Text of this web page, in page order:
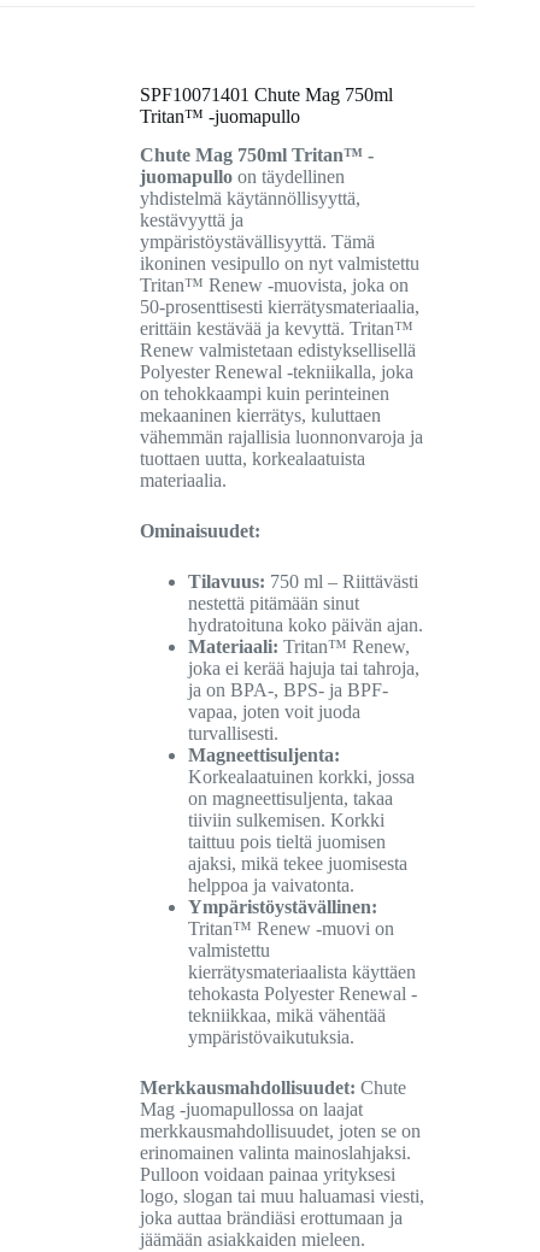
SPF10071401 Chute Mag 750ml
Tritan™ -juomapullo
Chute Mag 750ml Tritan™ -
juomapullo on täydellinen
yhdistelmä käytännöllisyyttä,
kestävyyttä ja
ympäristöystävällisyyttä. Tämä
ikoninen vesipullo on nyt valmistettu
Tritan™ Renew -muovista, joka on
50-prosenttisesti kierrätysmateriaalia,
erittäin kestävää ja kevyttä. Tritan™
Renew valmistetaan edistyksellisellä
Polyester Renewal -tekniikalla, joka
on tehokkaampi kuin perinteinen
mekaaninen kierrätys, kuluttaen
vähemmän rajallisia luonnonvaroja ja
tuottaen uutta, korkealaatuista
materiaalia.
Ominaisuudet:
Tilavuus: 750 ml – Riittävästi
nestettä pitämään sinut
hydratoituna koko päivän ajan.
Materiaali: Tritan™ Renew,
joka ei kerää hajuja tai tahroja,
ja on BPA-, BPS- ja BPF-
vapaa, joten voit juoda
turvallisesti.
Magneettisuljenta:
Korkealaatuinen korkki, jossa
on magneettisuljenta, takaa
tiiviin sulkemisen. Korkki
taittuu pois tieltä juomisen
ajaksi, mikä tekee juomisesta
helppoa ja vaivatonta.
Ympäristöystävällinen:
Tritan™ Renew -muovi on
valmistettu
kierrätysmateriaalista käyttäen
tehokasta Polyester Renewal -
tekniikkaa, mikä vähentää
ympäristövaikutuksia.
Merkkausmahdollisuudet: Chute
Mag -juomapullossa on laajat
merkkausmahdollisuudet, joten se on
erinomainen valinta mainoslahjaksi.
Pulloon voidaan painaa yrityksesi
logo, slogan tai muu haluamasi viesti,
joka auttaa brändiäsi erottumaan ja
jäämään asiakkaiden mieleen.